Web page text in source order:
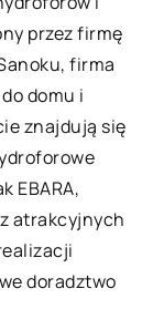
przez firmę
firma
domu i
znajdują się
EBARA,
z atrakcyjnych
doradztwo